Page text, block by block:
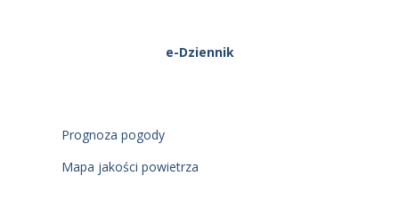
e-Dziennik
Prognoza pogody
Mapa jakości powietrza